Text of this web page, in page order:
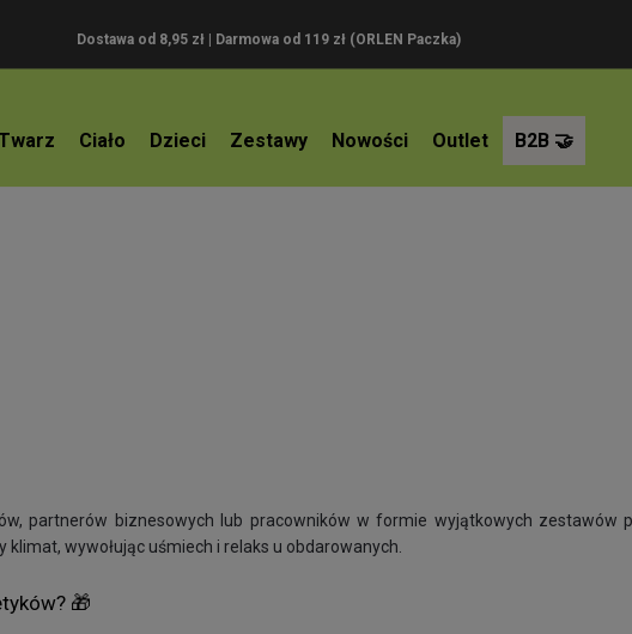
Dostawa od 8,95 zł | Darmowa od 119 zł (ORLEN Paczka)
Ciało Dzieci Zestawy Nowości Outlet B2B
partnerów biznesowych lub pracowników w formie wyjątkowych zestawów
wywołując uśmiech i relaks u obdarowanych.
🎁